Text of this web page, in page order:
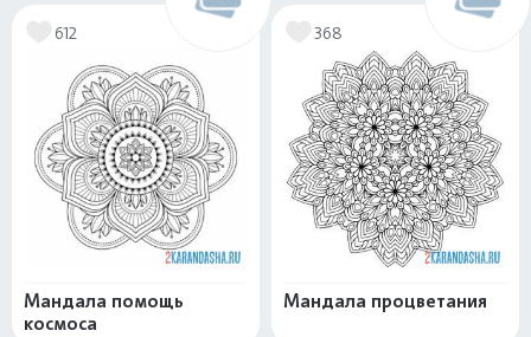
612
Мандала помощь
космоса
368
Мандала процветания